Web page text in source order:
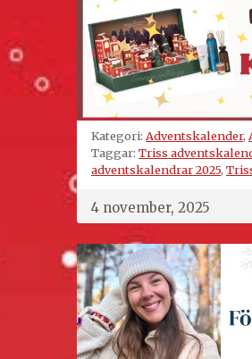
Kategori: Adventskalender,
Taggar: Triss
adventskalendrar 2025,
4 november, 2025